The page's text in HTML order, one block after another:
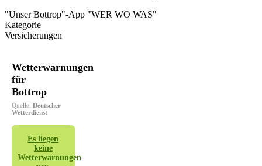
"Unser Bottrop"-App "WER WO WAS"
Kategorie
Versicherungen
Wetterwarnungen
für
Bottrop
Quelle: Deutscher
Wetterdienst
Es liegen
keine
Wetterwarnungen